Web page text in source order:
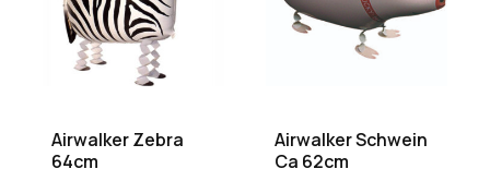
Airwalker Zebra
64cm
Airwalker Schwein
Ca 62cm